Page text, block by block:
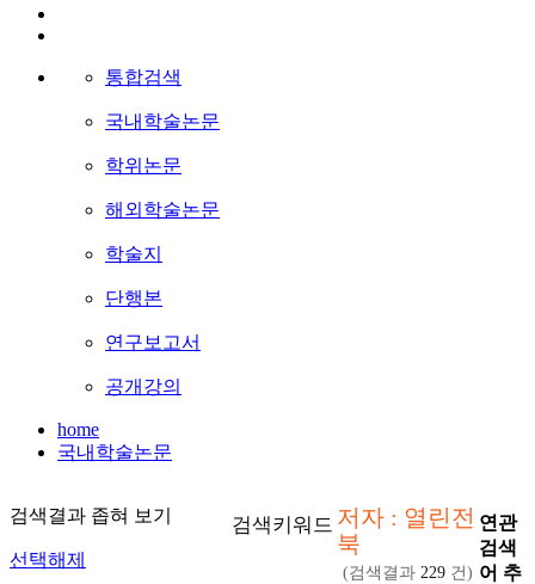
통합검색
국내학술논문
학위논문
해외학술논문
학술지
단행본
연구보고서
공개강의
home
국내학술논문
검색결과 좁혀 보기
선택해제
검색키워드 저자 : 열린전
북
(검색결과 229 건)
연관
검색
어 추